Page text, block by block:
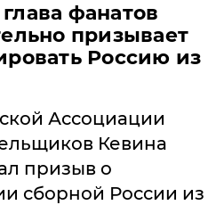
фанатов
призывает
Россию из
Ассоциации
Кевина
призыв о
сборной России из